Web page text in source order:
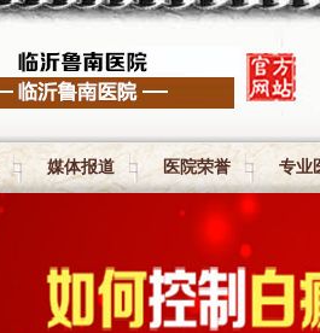
媒体报道 医院荣誉 专业